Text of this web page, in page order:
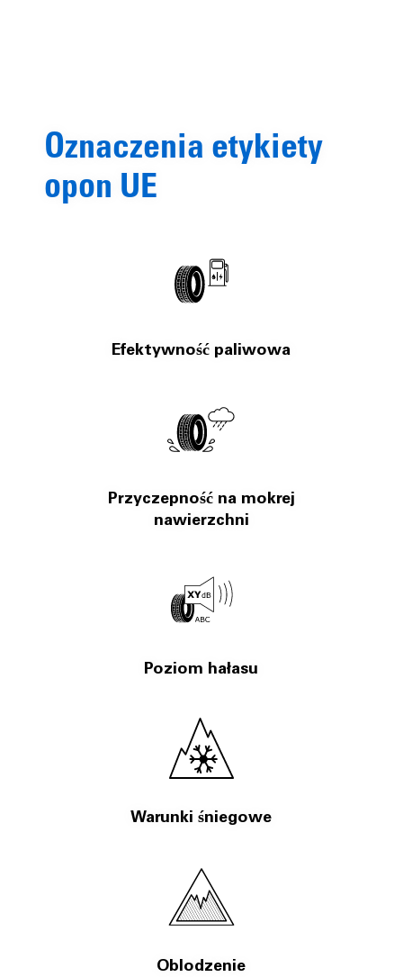
Oznaczenia etykiety
opon UE
Efektywność paliwowa
Przyczepność na mokrej
nawierzchni
Poziom hałasu
Warunki śniegowe
Oblodzenie